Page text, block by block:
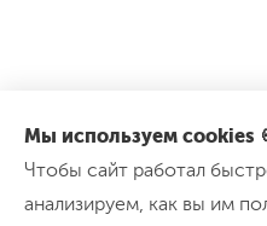
Мы используем cookies
Чтобы сайт работал
анализируем, как вы им